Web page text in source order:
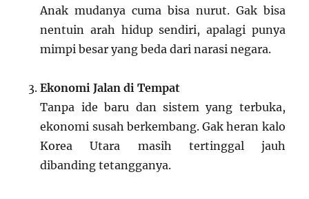
Anak mudanya cuma bisa nurut. Gak bisa
nentuin arah hidup sendiri, apalagi punya
mimpi besar yang beda dari narasi negara.
Ekonomi Jalan di Tempat
Tanpa ide baru dan sistem yang terbuka,
ekonomi susah berkembang. Gak heran kalo
Korea Utara masih tertinggal jauh
dibanding tetangganya.